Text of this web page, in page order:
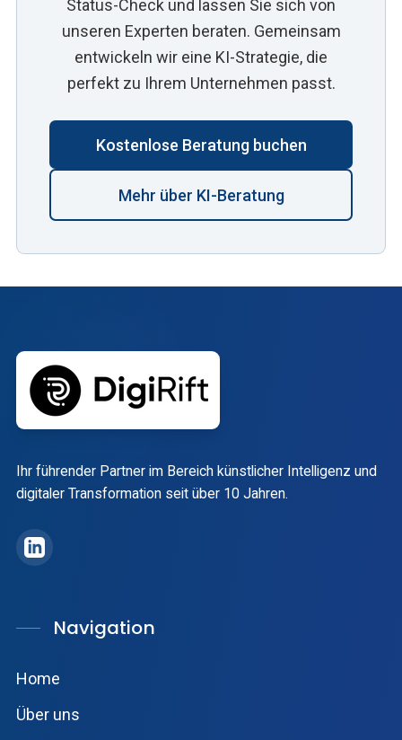
Status-Check und lassen Sie sich von
unseren Experten beraten. Gemeinsam
entwickeln wir eine KI-Strategie, die
perfekt zu Ihrem Unternehmen passt.
Kostenlose Beratung buchen
Mehr über KI-Beratung
Ihr führender Partner im Bereich künstlicher Intelligenz und
digitaler Transformation seit über 10 Jahren.
DigiRift auf LinkedIn
Navigation
Home
Über uns